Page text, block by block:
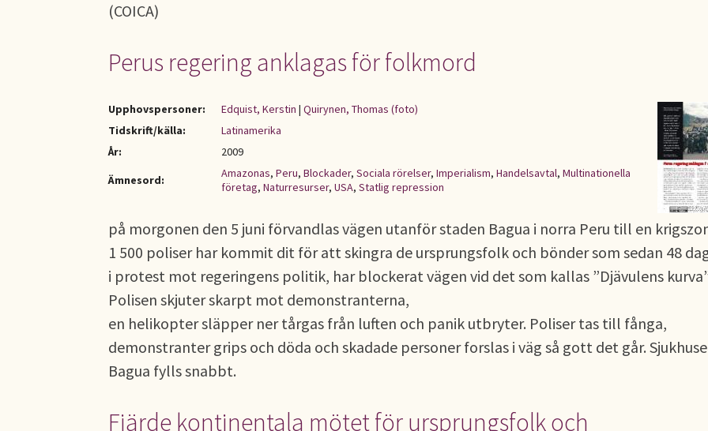
(COICA)
Perus regering anklagas för folkmord
Upphovspersoner: Edquist, Kerstin | Quirynen, Thomas (foto)
Tidskrift/källa:
Latinamerika
År:
2009
Ämnesord:
Amazonas, Peru, Blockader, Sociala rörelser, Imperialism, Handelsavtal, Multinationella
företag, Naturresurser, USA, Statlig repression
på morgonen den 5 juni förvandlas vägen utanför staden Bagua i norra Peru till en
1 500 poliser har kommit dit för att skingra de ursprungsfolk och bönder som sedan 48
i protest mot regeringens politik, har blockerat vägen vid det som kallas ”Djävulens
Polisen skjuter skarpt mot demonstranterna,
en helikopter släpper ner tårgas från luften och panik utbryter. Poliser tas till fånga,
demonstranter grips och döda och skadade personer forslas i väg så gott det går.
Bagua fylls snabbt.
Fjärde kontinentala mötet för ursprungsfolk och